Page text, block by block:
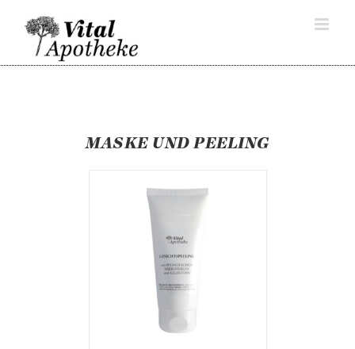
content
MASKE UND PEELING